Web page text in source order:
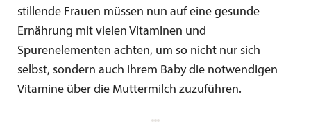
stillende Frauen müssen nun auf eine gesunde
Ernährung mit vielen Vitaminen und
Spurenelementen achten, um so nicht nur sich
selbst, sondern auch ihrem Baby die notwendigen
Vitamine über die Muttermilch zuzuführen.